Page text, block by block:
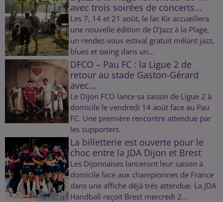
avec trois soirées de concerts...
Les 7, 14 et 21 août, le lac Kir accueillera
une nouvelle édition de D’Jazz à la Plage,
un rendez-vous estival gratuit mêlant jazz,
blues et swing dans un...
DFCO – Pau FC : la Ligue 2 de
retour au stade Gaston-Gérard
avec...
Le Dijon FCO lance sa saison de Ligue 2 à
domicile le vendredi 14 août face au Pau
FC. Une première rencontre attendue par
les supporters.
La billetterie est ouverte pour le
choc entre la JDA Dijon et Brest
Les Dijonnaises lanceront leur saison à
domicile face aux championnes de France
dans une affiche déjà très attendue. La JDA
Handball reçoit Brest mercredi 2...